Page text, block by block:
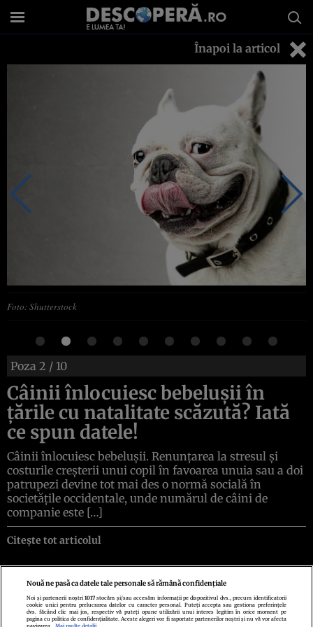
Înapoi la articol
Foto: Shutterstock
Poza 2 / 10
Câinii înlocuiesc bebelușii în
țările cu natalitate scăzută? Iată
ce spun datele!
Câinii înlocuiesc bebelușii. Renunțarea la stresul și
costurile creșterii unui copil în favoarea unuia sau a doi
patrupezi devine tot mai des o normă socială în
societățile occidentale, unde numărul de câini de
companie este […]
Citește tot articolul
Politica de confidenţialitate Politica de cookiesTermeni şi condiţii
Echipa redacționalăContactSetări Cookies
Nouă ne pasă ca datele tale personale să rămână confidențiale
Noi și partenerii noștri1017 stocăm și/sau accesăm informații pe dispozitivul dvs., precum identificatorii
cookie unici pentru prelucrarea datelor cu caracter personal. Puteți accepta sau gestiona preferințele
dvs. făcând clic mai jos, respectiv vă puteți opune utilizării unui interes legitim în orice moment pe
pagina cu politica de confidențialitate. Aceste alegeri vor fi raportate partenerilor noștri și nu vă vor afecta
navigarea.
Mai multe detalii